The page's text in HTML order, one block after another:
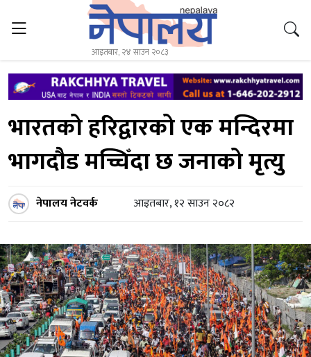
आइतबार, २४ साउन २०८३
भारतको हरिद्वारको एक मन्दिरमा
भागदौड मच्चिँदा छ जनाको मृत्यु
नेपालय नेटवर्क आइतबार, १२ साउन २०८२